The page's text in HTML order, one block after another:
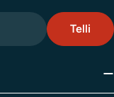
Telli